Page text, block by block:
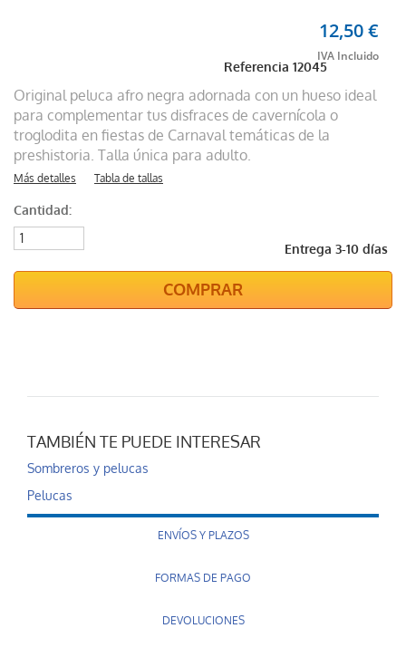
Referencia12045
12,50 €
Original peluca afro negra adornada con un hueso ideal
para complementar tus disfraces de cavernícola o
troglodita en fiestas de Carnaval temáticas de la
preshistoria. Talla única para adulto.
Más detalles Tabla de tallas
Cantidad:
Entrega 3-10 días
COMPRAR
TAMBIÉN TE PUEDE INTERESAR
Sombreros y pelucas
Pelucas
ENVÍOS Y PLAZOS
FORMAS DE PAGO
DEVOLUCIONES